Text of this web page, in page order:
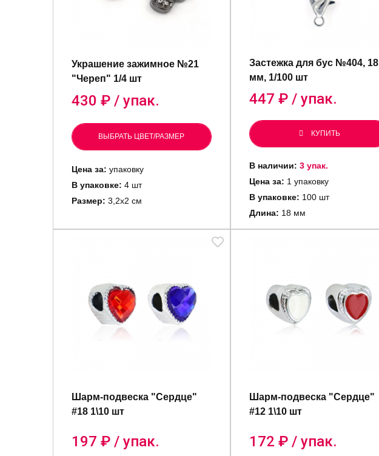
Украшение зажимное №21
"Череп" 1/4 шт
430 ₽ / упак.
ВЫБРАТЬ ЦВЕТ/РАЗМЕР
Цена за: упаковку
В упаковке: 4 шт
Размер: 3,2х2 см
Застежка для бус №404, 18
мм, 1/100 шт
447 ₽ / упак.
КУПИТЬ
В наличии: 3 упак.
Цена за: 1 упаковку
В упаковке: 100 шт
Длина: 18 мм
Шарм-подвеска "Сердце"
#18 1\10 шт
197 ₽ / упак.
Шарм-подвеска "Сердце"
#12 1\10 шт
172 ₽ / упак.